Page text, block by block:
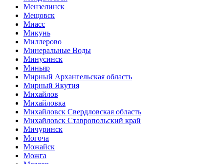
Мензелинск
Мещовск
Миасс
Микунь
Миллерово
Минеральные Воды
Минусинск
Миньяр
Мирный Архангельская область
Мирный Якутия
Михайлов
Михайловка
Михайловск Свердловская область
Михайловск Ставропольский край
Мичуринск
Могоча
Можайск
Можга